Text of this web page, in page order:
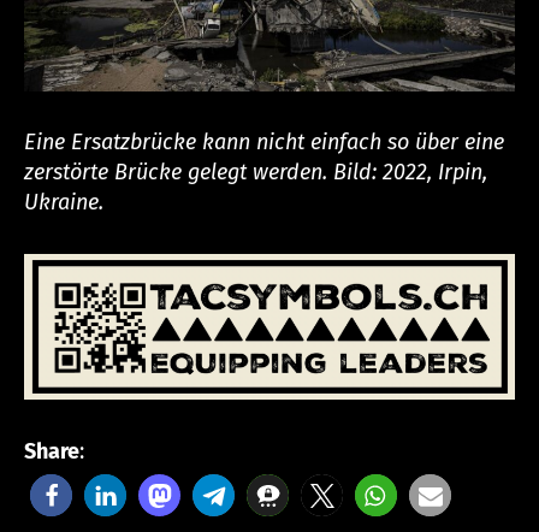
Eine Ersatzbrücke kann nicht einfach so über eine
zerstörte Brücke gelegt werden. Bild: 2022, Irpin,
Ukraine.
Share: